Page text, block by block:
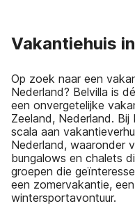
Vakantiehuis
Op zoek naar een
Nederland? Belvilla is
een onvergetelijke
Zeeland, Nederland.
scala aan
Nederland, waaronder
bungalows en chalets
groepen die
een zomervakantie,
wintersportavontuur.